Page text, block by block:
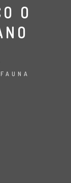
O